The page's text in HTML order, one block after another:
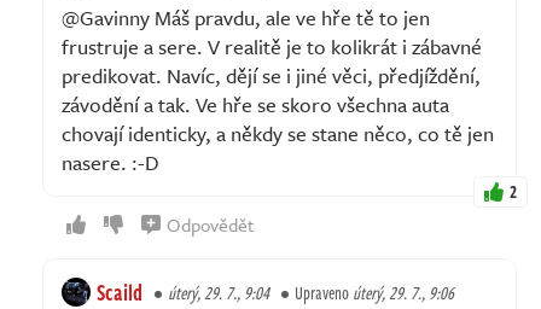
@Gavinny Máš pravdu, ale ve hře tě to jen
frustruje a sere. V realitě je to kolikrát i zábavné
predikovat. Navíc, dějí se i jiné věci, předjíždění,
závodění a tak. Ve hře se skoro všechna auta
chovají identicky, a někdy se stane něco, co tě jen
nasere. :-D
2
Odpovědět
Scaild úterý, 29. 7., 9:04 Upravenoúterý, 29. 7., 9:06